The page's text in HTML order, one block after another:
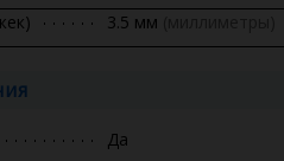
3.5 мм
Да